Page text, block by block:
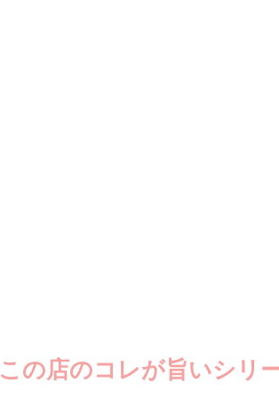
この店のコレが旨いシリ